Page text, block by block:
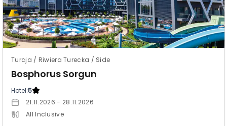
Turcja / Riwiera Turecka / Side
Bosphorus Sorgun
Hotel:5
21.11.2026 - 28.11.2026
All Inclusive